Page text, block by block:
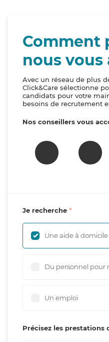
Comment
nous vous
Avec un réseau de plus
Click&Care sélectionne
candidats pour votre
besoins de recrutement
Nos conseillers vous
Je recherche
Une aide à domicile
Du personnel pour
Un emploi
Précisez les prestations